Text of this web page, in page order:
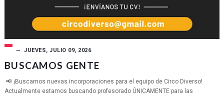
JUEVES, JULIO 09, 2026
BUSCAMOS GENTE
📢 ¡Buscamos nuevas incorporaciones para el equipo de Circo Diverso!
Actualmente estamos buscando profesorado ÚNICAMENTE para las